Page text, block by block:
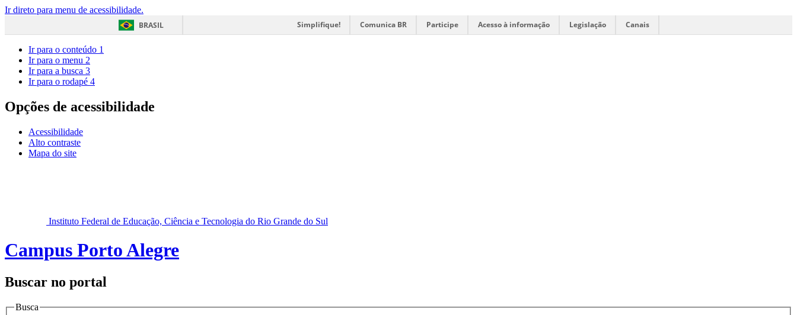
Ir direto para menu de acessibilidade.
BRASIL
Simplifique! Comunica BR Participe Acesso à informação Legislação Canais
Ir para o conteúdo 1
Ir para o menu 2
Ir para a busca 3
Ir para o rodapé 4
Opções de acessibilidade
Acessibilidade
Alto contraste
Mapa do site
Instituto Federal de Educação, Ciência e Tecnologia do Rio Grande do Sul
Campus Porto Alegre
Buscar no portal
Busca